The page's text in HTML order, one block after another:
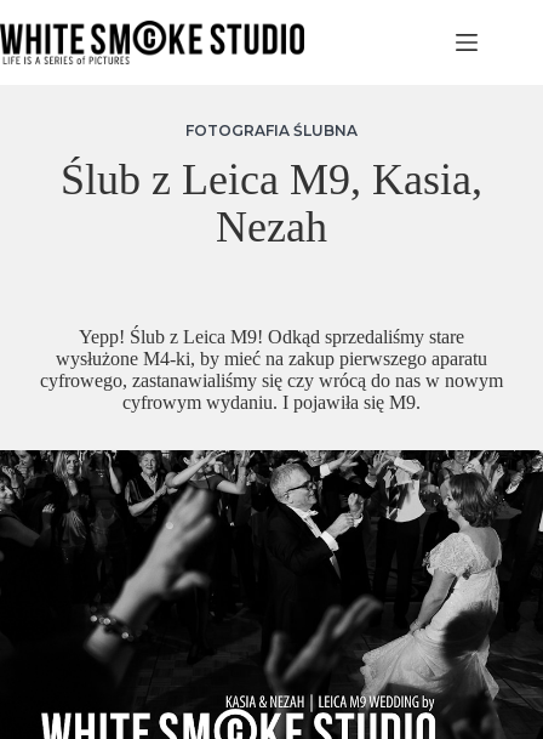
do
treści
FOTOGRAFIA ŚLUBNA
Ślub z Leica M9, Kasia,
Nezah
Yepp! Ślub z Leica M9! Odkąd sprzedaliśmy stare
wysłużone M4-ki, by mieć na zakup pierwszego aparatu
cyfrowego, zastanawialiśmy się czy wrócą do nas w nowym
cyfrowym wydaniu. I pojawiła się M9.